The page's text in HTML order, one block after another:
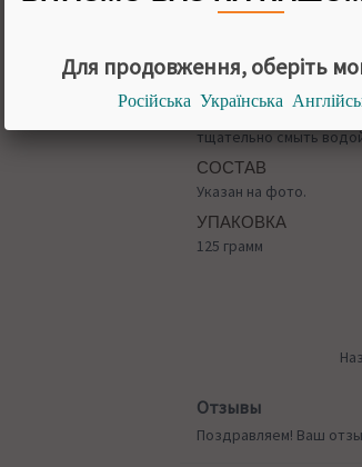
Patanjali Exfoliating
рекомендуется
за кожей. При
водой, нанести мыло
тщательно смыть
СОСТАВ
Указан на фото.
УПАКОВКА
125 грамм
Отзывы
Поздравляем! Ваш
Для продовження, оберіть
Російська Українська